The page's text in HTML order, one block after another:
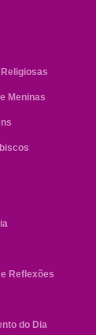
Religiosas
Meninas
Reflexões
do Dia